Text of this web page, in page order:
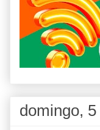
domingo,